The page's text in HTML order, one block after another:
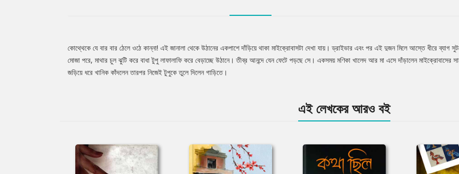
Tab
কোথ্থেকে যে বার বার ঠেলে ওঠে কান্না! এই জানালা থেকে উঠানের একপাশে দাঁড়িয়ে থাকা মাইক্রোবাসটা দেখা যায়। ড্রাইভার এবং পর এই দুজন মিলে আস্তে ধীরে
মোজা পরে, মাথার চুল ঝুটি করে বাধা টুপু লাফালাফি করে বেড়াচ্ছে উঠানে। তীব্র আনন্দে যেন ফেটে পড়ছে সে। একসময় মণিকা খালেদ আর মা এসে দাঁড়ালেন মাইক্রোবাসের
জড়িয়ে ধরে খানিক কাঁদলেন তারপর নিজেই টুপুকে তুলে দিলেন গাড়িতে।
এই লেখকের আরও বই